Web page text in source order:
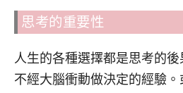
思考的重要性
人生的各種選擇都是思考的
不經大腦衝動做決定的經驗